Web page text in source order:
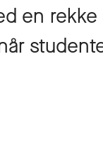
en rekke